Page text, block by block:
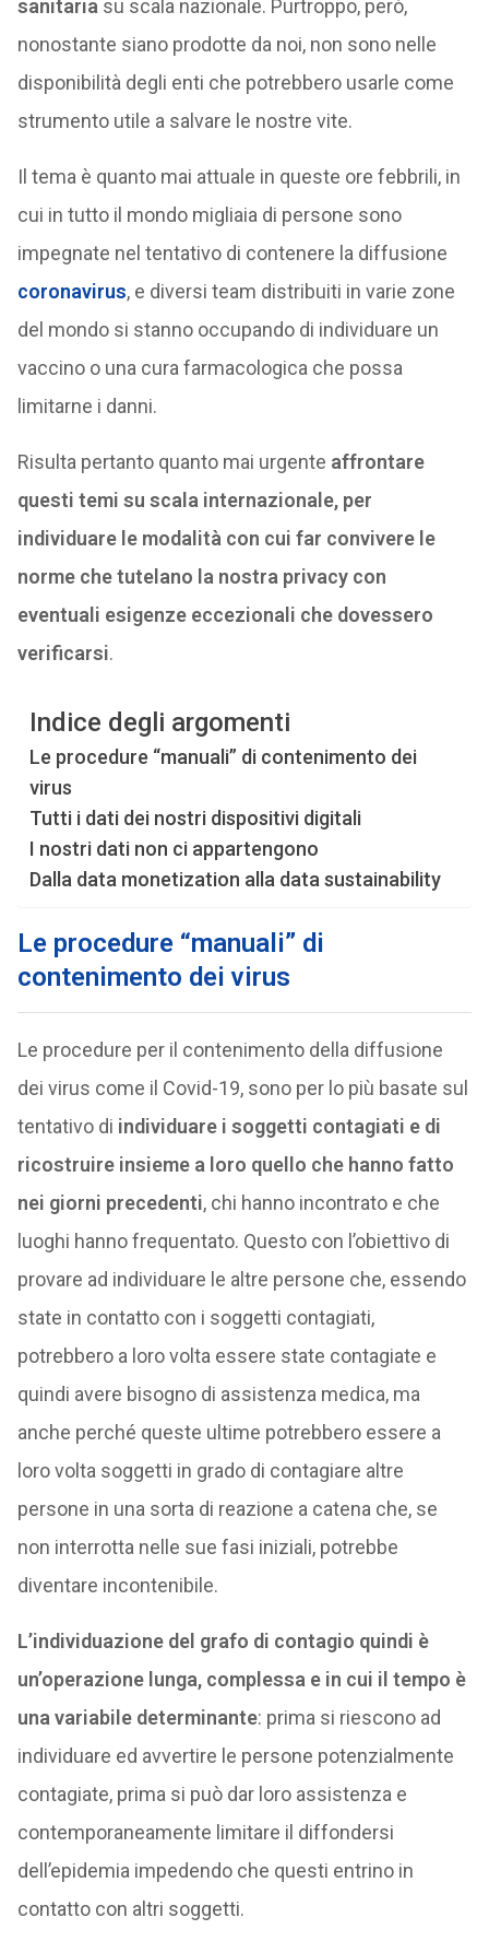
sanitaria su scala nazionale. Purtroppo, però,
nonostante siano prodotte da noi, non sono nelle
disponibilità degli enti che potrebbero usarle come
strumento utile a salvare le nostre vite.
Il tema è quanto mai attuale in queste ore febbrili, in
cui in tutto il mondo migliaia di persone sono
impegnate nel tentativo di contenere la diffusione
coronavirus, e diversi team distribuiti in varie zone
del mondo si stanno occupando di individuare un
vaccino o una cura farmacologica che possa
limitarne i danni.
Risulta pertanto quanto mai urgente affrontare
questi temi su scala internazionale, per
individuare le modalità con cui far convivere le
norme che tutelano la nostra privacy con
eventuali esigenze eccezionali che dovessero
verificarsi.
Indice degli argomenti
Le procedure “manuali” di contenimento dei
virus
Tutti i dati dei nostri dispositivi digitali
I nostri dati non ci appartengono
Dalla data monetization alla data sustainability
Le procedure “manuali” di
contenimento dei virus
Le procedure per il contenimento della diffusione
dei virus come il Covid-19, sono per lo più basate sul
tentativo di individuare i soggetti contagiati e di
ricostruire insieme a loro quello che hanno fatto
nei giorni precedenti, chi hanno incontrato e che
luoghi hanno frequentato. Questo con l’obiettivo di
provare ad individuare le altre persone che, essendo
state in contatto con i soggetti contagiati,
potrebbero a loro volta essere state contagiate e
quindi avere bisogno di assistenza medica, ma
anche perché queste ultime potrebbero essere a
loro volta soggetti in grado di contagiare altre
persone in una sorta di reazione a catena che, se
non interrotta nelle sue fasi iniziali, potrebbe
diventare incontenibile.
L’individuazione del grafo di contagio quindi è
un’operazione lunga, complessa e in cui il tempo è
una variabile determinante: prima si riescono ad
individuare ed avvertire le persone potenzialmente
contagiate, prima si può dar loro assistenza e
contemporaneamente limitare il diffondersi
dell’epidemia impedendo che questi entrino in
contatto con altri soggetti.